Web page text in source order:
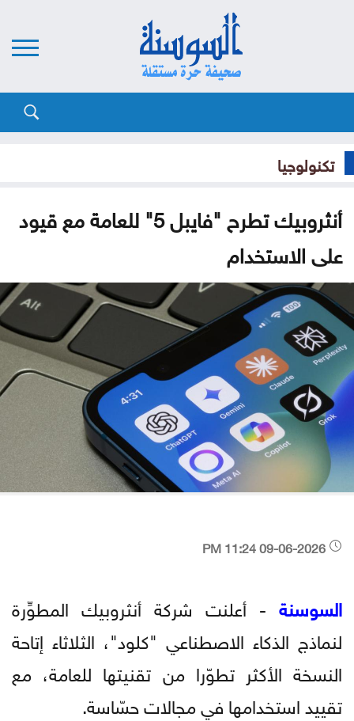
تكنولوجيا
أنثروبيك تطرح "فايبل 5" للعامة مع قيود
على الاستخدام
السوسنة - أعلنت شركة أنثروبيك المطوِّرة
لنماذج الذكاء الاصطناعي "كلود"، الثلاثاء إتاحة
النسخة الأكثر تطوّرا من تقنيتها للعامة، مع
تقييد استخدامها في مجالات حسّاسة.